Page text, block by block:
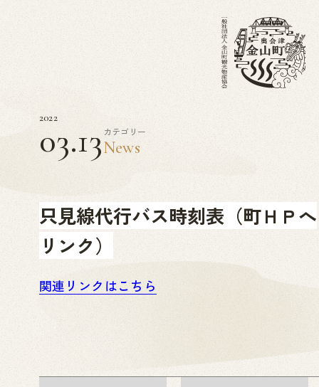
2022
03.13 カテゴリー
News
只見線代行バス時刻表（町ＨＰへ
リンク）
関連リンクはこちら